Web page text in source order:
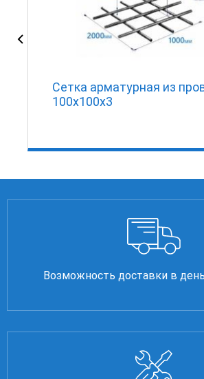
Сетка арматурная из
100х100х3
Возможность доставки в